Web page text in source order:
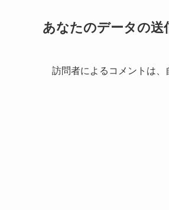
あなたのデータの送
訪問者によるコメントは、